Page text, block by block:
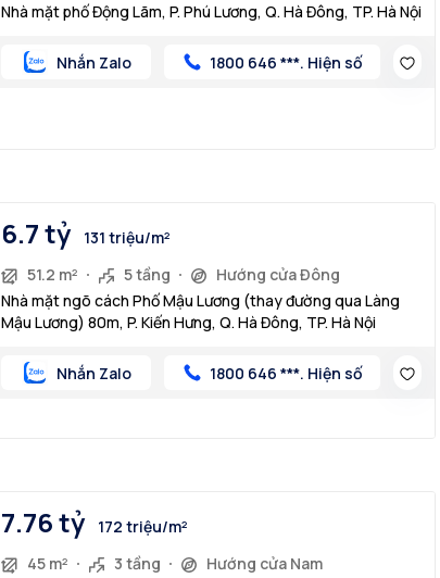
Nhà mặt phố Động Lãm, P. Phú Lương, Q. Hà Đông, TP. Hà Nội
Nhắn Zalo 1800 646 ***. Hiện số
6.7 tỷ
131 triệu/m²
51.2 m²
5 tầng
Hướng cửa Đông
Nhà mặt ngõ cách Phố Mậu Lương (thay đường qua Làng
Mậu Lương) 80m, P. Kiến Hưng, Q. Hà Đông, TP. Hà Nội
Nhắn Zalo 1800 646 ***. Hiện số
7.76 tỷ
172 triệu/m²
45 m²
3 tầng
Hướng cửa Nam